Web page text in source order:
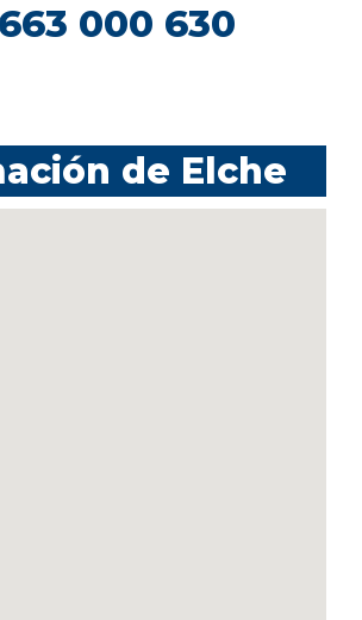
663 000 630
de Elche